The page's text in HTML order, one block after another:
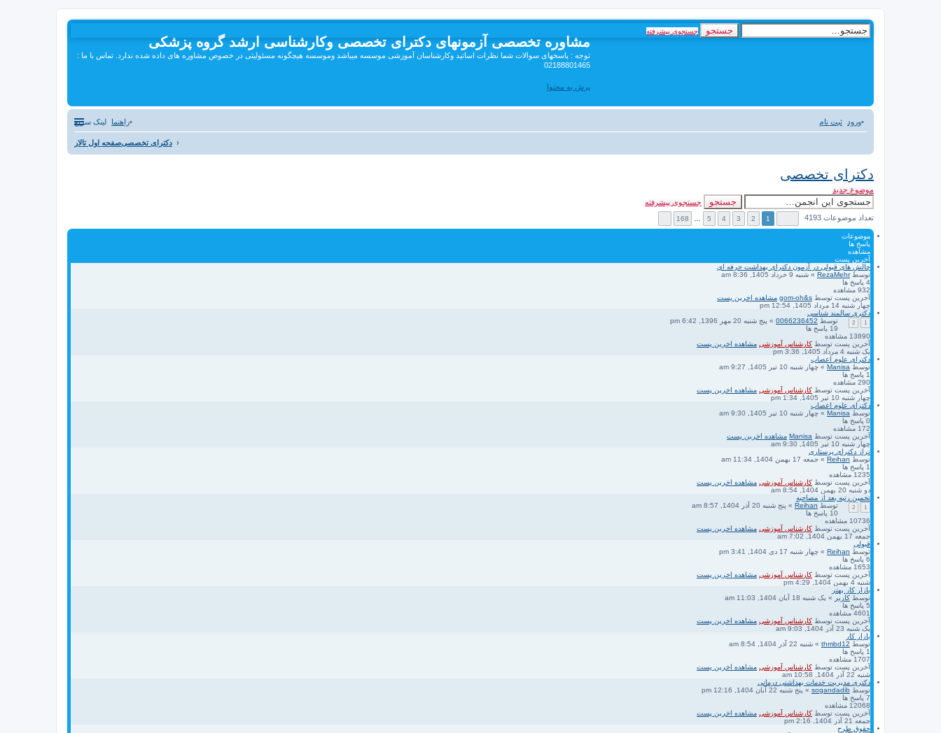
مشاوره تخصصی آزمونهای دکترای تخصصی وکارشناسی ارشد گروه پزشکی
توجه : پاسخهای سوالات شما نظرات اساتید وکارشناسان آموزشی موسسه میباشد وموسسه هیچگونه مسئولیتی در خصوص مشاوره های داده شده ندارد. تماس با ما :
02188801465
پرش به محتوا
جستجو جستجوی پیشرفته
لینک سریع راهنما ورود ثبت نام
صفحه اول تالاردکترای تخصصی
دکترای تخصصی
موضوع جدید
جستجو
جستجوی پیشرفته
تعداد موضوعات 4193
1
2
3
4
5
168
موضوعات
پاسخ ها
مشاهده
آخرین پست
چالش های قبولی در آزمون دکترای بهداشت حرفه ای
توسطRezaMehr » شنبه 9 خرداد 1405, 8:36 am
4 پاسخ ها
932 مشاهده
آخرین پست توسط gom-oh&s مشاهده اخرین پست
چهار شنبه 14 مرداد 1405, 12:54 pm
دکتری سالمند شناسی
1
2 توسط 0066236452 » پنج شنبه 20 مهر 1396, 6:42 pm
19 پاسخ ها
13890 مشاهده
آخرین پست توسط کارشناس آموزشی مشاهده اخرین پست
یک شنبه 4 مرداد 1405, 3:36 pm
دکترای علوم اعصاب
توسط Manisa » چهار شنبه 10 تیر 1405, 9:27 am
1 پاسخ ها
290 مشاهده
آخرین پست توسط کارشناس آموزشی مشاهده اخرین پست
چهار شنبه 10 تیر 1405, 1:34 pm
دکترای علوم اعصاب
توسط Manisa » چهار شنبه 10 تیر 1405, 9:30 am
0 پاسخ ها
172 مشاهده
آخرین پست توسط Manisa مشاهده اخرین پست
چهار شنبه 10 تیر 1405, 9:30 am
تراز دکترای پرستاری
توسط Reihan » جمعه 17 بهمن 1404, 11:34 am
1 پاسخ ها
1235 مشاهده
آخرین پست توسط کارشناس آموزشی مشاهده اخرین پست
دو شنبه 20 بهمن 1404, 8:54 am
تخمین رتبه بعد از مصاحبه
1
2 توسط Reihan » پنج شنبه 20 آذر 1404, 8:57 am
10 پاسخ ها
10736 مشاهده
آخرین پست توسط کارشناس آموزشی مشاهده اخرین پست
جمعه 17 بهمن 1404, 7:02 am
قبولی
توسط Reihan » چهار شنبه 17 دی 1404, 3:41 pm
6 پاسخ ها
1653 مشاهده
آخرین پست توسط کارشناس آموزشی مشاهده اخرین پست
شنبه 4 بهمن 1404, 4:29 pm
بازار کار بهتر
توسط کاربر
» یک شنبه 18 آبان 1404, 11:03 am
5 پاسخ ها
4601 مشاهده
آخرین پست توسط کارشناس آموزشی مشاهده اخرین پست
یک شنبه 23 آذر 1404, 9:03 am
بازار کار
توسط thmbd12 » شنبه 22 آذر 1404, 8:54 am
1 پاسخ ها
1707 مشاهده
آخرین پست توسط کارشناس آموزشی مشاهده اخرین پست
شنبه 22 آذر 1404, 10:58 am
دکتری مدیریت خدمات بهداشتی درمانی
توسط sogandadib » پنج شنبه 22 آبان 1404, 12:16 pm
7 پاسخ ها
12068 مشاهده
آخرین پست توسط کارشناس آموزشی مشاهده اخرین پست
جمعه 21 آذر 1404, 2:16 pm
حقوق طرح